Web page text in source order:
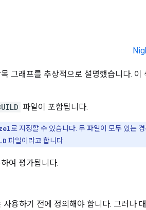
그래프를 추상적으로 설명했습니다. 이
파일이 포함됩니다.
로 지정할 수 있습니다. 두 파일이 모두 있는
파일이라고 합니다.
여 평가됩니다.
용하기 전에 정의해야 합니다. 그러나